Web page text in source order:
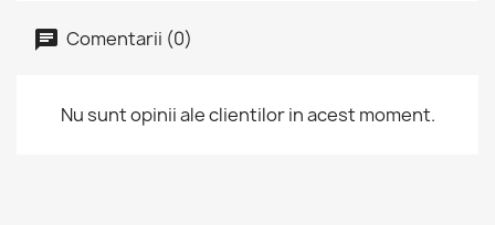
Comentarii (0)
Nu sunt opinii ale clientilor in acest moment.